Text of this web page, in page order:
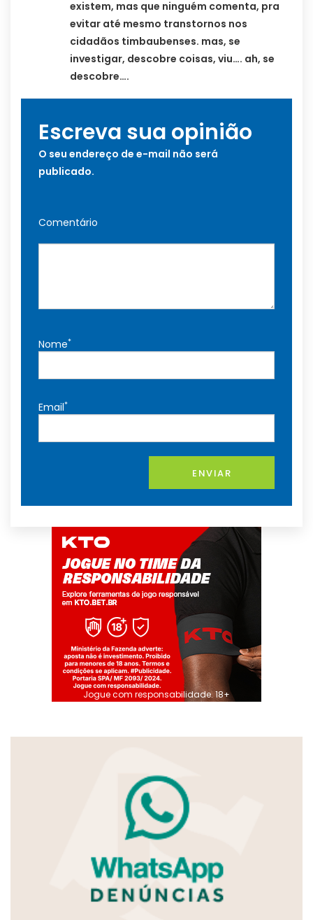
existem, mas que ninguém comenta, pra
evitar até mesmo transtornos nos
cidadãos timbaubenses. mas, se
investigar, descobre coisas, viu…. ah, se
descobre….
Escreva sua opinião
O seu endereço de e-mail não será
publicado.
Comentário
Nome*
Email*
ENVIAR
Jogue com responsabilidade. 18+